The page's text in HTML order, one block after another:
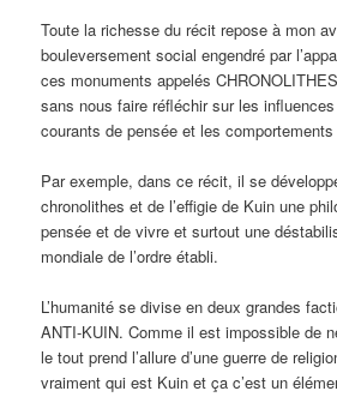
Toute la richesse du récit repose à mon
bouleversement social engendré par
ces monuments appelés
sans nous faire réfléchir sur les
courants de pensée et les
Par exemple, dans ce récit, il se
chronolithes et de l’effigie de Kuin une
pensée et de vivre et surtout une
mondiale de l’ordre établi.
L’humanité se divise en deux grandes
ANTI-KUIN. Comme il est impossible de
le tout prend l’allure d’une guerre de
vraiment qui est Kuin et ça c’est un